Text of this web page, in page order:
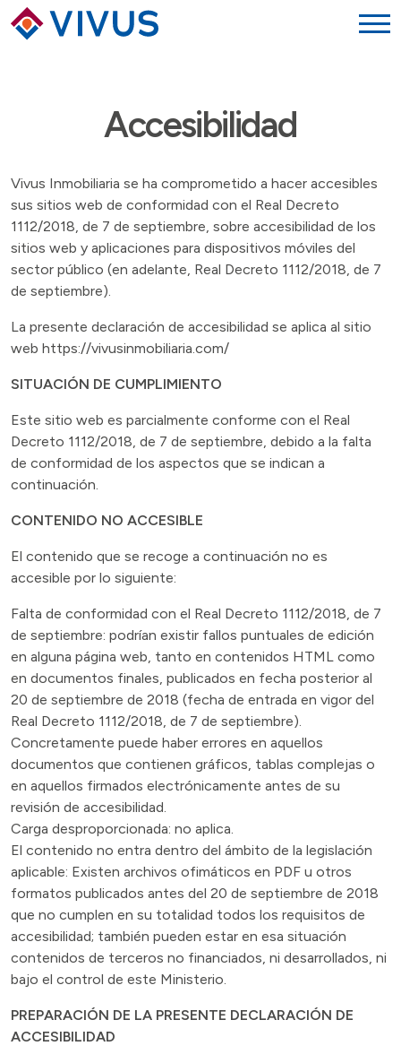
Accesibilidad
Vivus Inmobiliaria se ha comprometido a hacer accesibles
sus sitios web de conformidad con el Real Decreto
1112/2018, de 7 de septiembre, sobre accesibilidad de los
sitios web y aplicaciones para dispositivos móviles del
sector público (en adelante, Real Decreto 1112/2018, de 7
de septiembre).
La presente declaración de accesibilidad se aplica al sitio
web https://vivusinmobiliaria.com/
SITUACIÓN DE CUMPLIMIENTO
Este sitio web es parcialmente conforme con el Real
Decreto 1112/2018, de 7 de septiembre, debido a la falta
de conformidad de los aspectos que se indican a
continuación.
CONTENIDO NO ACCESIBLE
El contenido que se recoge a continuación no es
accesible por lo siguiente:
Falta de conformidad con el Real Decreto 1112/2018, de 7
de septiembre: podrían existir fallos puntuales de edición
en alguna página web, tanto en contenidos HTML como
en documentos finales, publicados en fecha posterior al
20 de septiembre de 2018 (fecha de entrada en vigor del
Real Decreto 1112/2018, de 7 de septiembre).
Concretamente puede haber errores en aquellos
documentos que contienen gráficos, tablas complejas o
en aquellos firmados electrónicamente antes de su
revisión de accesibilidad.
Carga desproporcionada: no aplica.
El contenido no entra dentro del ámbito de la legislación
aplicable: Existen archivos ofimáticos en PDF u otros
formatos publicados antes del 20 de septiembre de 2018
que no cumplen en su totalidad todos los requisitos de
accesibilidad; también pueden estar en esa situación
contenidos de terceros no financiados, ni desarrollados, ni
bajo el control de este Ministerio.
PREPARACIÓN DE LA PRESENTE DECLARACIÓN DE
ACCESIBILIDAD